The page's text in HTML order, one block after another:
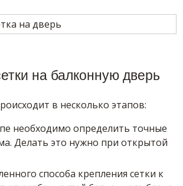
на балконную дверь
в несколько этапов:
необходимо определить точные
Делать это нужно при открытой
способа крепления сетки к